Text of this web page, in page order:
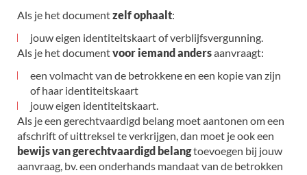
Als je het documentzelf ophaalt:
jouw eigen identiteitskaart of verblijfsvergunning.
Als je het documentvoor iemand andersaanvraagt:
een volmacht van de betrokkene en een kopie van zijn
of haar identiteitskaart
jouw eigen identiteitskaart.
Als je een gerechtvaardigd belang moet aantonen om een
afschrift of uittreksel te verkrijgen, dan moet je ook een
bewijs van gerechtvaardigd belangtoevoegen bij jouw
aanvraag, bv. een onderhands mandaat van de betrokken